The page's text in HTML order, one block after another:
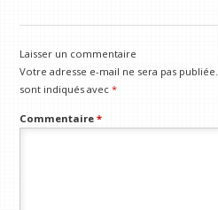
Laisser un commentaire
Votre adresse e-mail ne sera pas publiée.
sont indiqués avec*
Commentaire*